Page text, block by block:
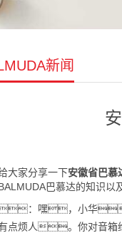
新闻
大家分享一下安徽省巴慕
巴慕达的知识以
：嘿，小华
点烦人。你对音